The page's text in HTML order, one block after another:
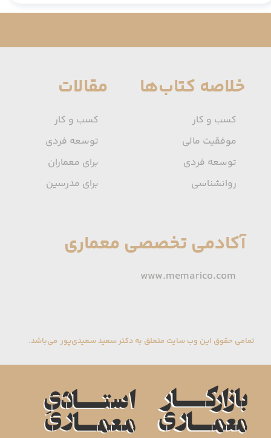
خلاصه کتاب‌ها
کسب و کار
موفقیت مالی
توسعه فردی
روانشناسی
مقالات
آکادمی تخصصی معماری
www.memarico.com
تمامی حقوق این وب سایت متعلق به دکتر سعید سعیدی‌پور می‌باشد.
کسب و کار
توسعه فردی
برای معماران
برای مدرسین